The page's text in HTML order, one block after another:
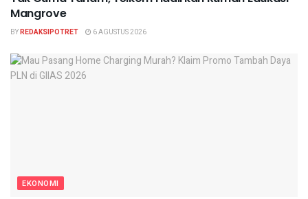
Mangrove
BYREDAKSIPOTRET 6 AGUSTUS 2026
EKONOMI